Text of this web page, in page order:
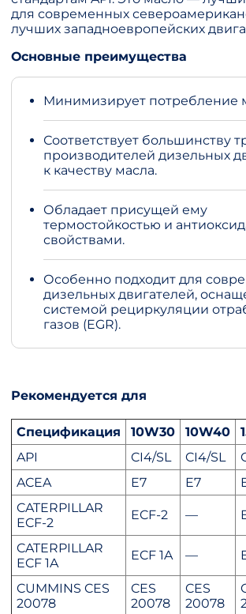
для современных
лучших западноевропейских
Основные преимущества
Минимизирует потребление
Соответствует большинству
производителей дизельных
к качеству масла.
Обладает присущей ему
термостойкостью и
свойствами.
Особенно подходит для
дизельных двигателей,
системой рециркуляции
газов (EGR).
Рекомендуется для
Спецификация 10W30 10W40
API
CI4/SL CI4/SL
ACEA
E7 E7
CATERPILLAR
ECF-2
ECF-2 —
CATERPILLAR
ECF 1A
ECF 1A —
CUMMINS CES
20078
CES
20078
CES
20078